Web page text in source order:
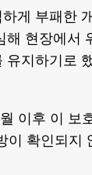
게 부패한
해 현장에서
유지하기로
이후 이 보
이 확인되지